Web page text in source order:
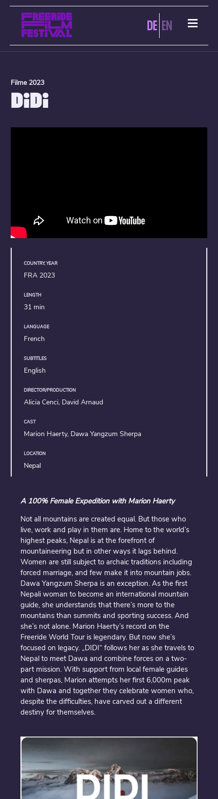
DE EN
Filme 2023
DIDI
COUNTRY, YEAR
FRA 2023
LENGTH
31 min
LANGUAGE
French
SUBTITLES
English
DIRECTOR/PRODUCTION
Alicia Cenci, David Arnaud
CAST
Marion Haerty, Dawa Yangzum Sherpa
LOCATION
Nepal
A 100% Female Expedition with Marion Haerty
Not all mountains are created equal. But those who
live, work and play in them are. Home to the world’s
highest peaks, Nepal is at the forefront of
mountaineering but in other ways it lags behind.
Women are still subject to archaic traditions including
forced marriage, and few make it into mountain jobs.
Dawa Yangzum Sherpa is an exception. As the first
Nepali woman to become an international mountain
guide, she understands that there’s more to the
mountains than summits and sporting success. And
she’s not alone. Marion Haerty’s record on the
Freeride World Tour is legendary. But now she’s
focused on legacy. „DIDI“ follows her as she travels to
Nepal to meet Dawa and combine forces on a two-
part mission. With support from local female guides
and sherpas, Marion attempts her first 6,000m peak
with Dawa and together they celebrate women who,
despite the difficulties, have carved out a different
destiny for themselves.